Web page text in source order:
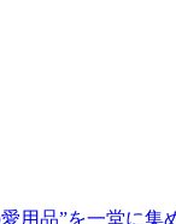
用品”を一堂に集